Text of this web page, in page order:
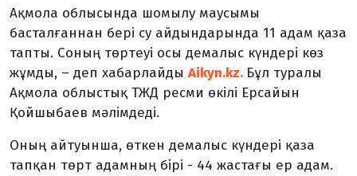
Ақмола облысында шомылу маусымы
басталғаннан бері су айдындарында 11 адам қаза
тапты. Соның төртеуі осы демалыс күндері көз
жұмды, – деп хабарлайды Aikyn.kz. Бұл туралы
Ақмола облыстық ТЖД ресми өкілі Ерсайын
Қойшыбаев мәлімдеді.
Оның айтуынша, өткен демалыс күндері қаза
тапқан төрт адамның бірі - 44 жастағы ер адам.